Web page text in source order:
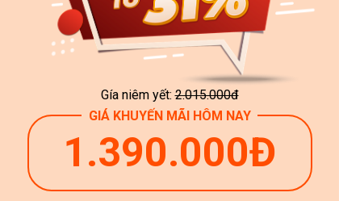
Gía niêm yết:2.015.000đ
GIÁ KHUYẾN MÃI HÔM NAY
1.390.000Đ